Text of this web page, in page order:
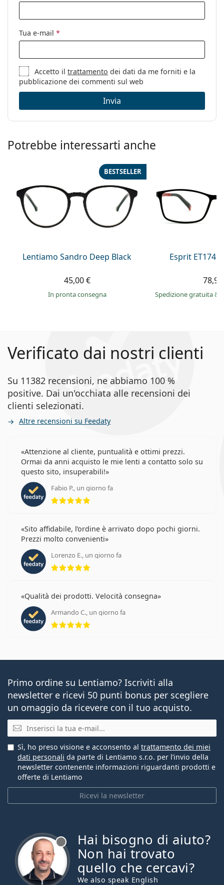
Tua e-mail *
Accetto iltrattamento dei dati da me forniti e la
pubblicazione dei commenti sul web
Invia
Potrebbe interessarti anche
Lentiamo Sandro Deep Black
BESTSELLER
45,00 €
in pronta consegna
Esprit
Spedizione gratuita&
Verificato dai nostri clienti
Su 11382 recensioni, ne abbiamo 100 %
positive. Dai un'occhiata alle recensioni dei
clienti selezionati.
Altre recensioni su Feedaty
Attenzione al cliente, puntualità e ottimi prezzi.
Ormai da anni acquisto le mie lenti a contatto solo su
questo sito, insuperabili!
Fabio P., un giorno fa
Sito affidabile, l’ordine è arrivato dopo pochi giorni.
Prezzi molto convenienti
Lorenzo E., un giorno fa
valutazione 5 di 5
Qualità dei prodotti. Velocità consegna
Armando C., un giorno fa
valutazione 5 di 5
Primo ordine su Lentiamo? Iscriviti alla
newsletter e ricevi 50 punti bonus per scegliere
un omaggio da ricevere con il tuo acquisto.
E-mail
Ricevi la newsletter
Sì, ho preso visione e acconsento al trattamento dei miei
dati personali da parte di Lentiamo s.r.o. per l’invio della
newsletter contenente informazioni riguardanti prodotti e
offerte di Lentiamo
Hai bisogno di aiuto?
Non hai trovato
quello che cercavi?
We also speak English